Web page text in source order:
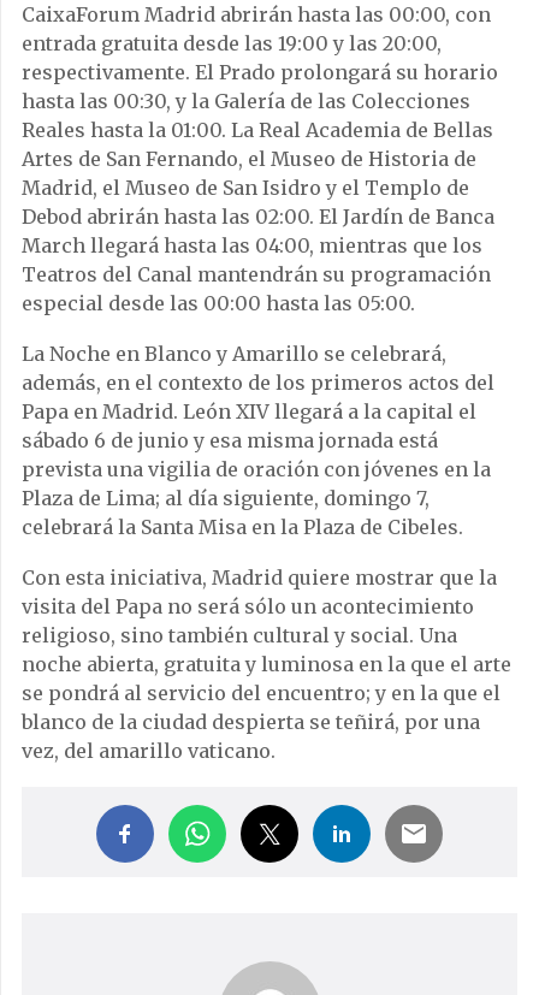
CaixaForum Madrid abrirán hasta las 00:00, con
entrada gratuita desde las 19:00 y las 20:00,
respectivamente. El Prado prolongará su horario
hasta las 00:30, y la Galería de las Colecciones
Reales hasta la 01:00. La Real Academia de Bellas
Artes de San Fernando, el Museo de Historia de
Madrid, el Museo de San Isidro y el Templo de
Debod abrirán hasta las 02:00. El Jardín de Banca
March llegará hasta las 04:00, mientras que los
Teatros del Canal mantendrán su programación
especial desde las 00:00 hasta las 05:00.
La Noche en Blanco y Amarillo se celebrará,
además, en el contexto de los primeros actos del
Papa en Madrid. León XIV llegará a la capital el
sábado 6 de junio y esa misma jornada está
prevista una vigilia de oración con jóvenes en la
Plaza de Lima; al día siguiente, domingo 7,
celebrará la Santa Misa en la Plaza de Cibeles.
Con esta iniciativa, Madrid quiere mostrar que la
visita del Papa no será sólo un acontecimiento
religioso, sino también cultural y social. Una
noche abierta, gratuita y luminosa en la que el arte
se pondrá al servicio del encuentro; y en la que el
blanco de la ciudad despierta se teñirá, por una
vez, del amarillo vaticano.